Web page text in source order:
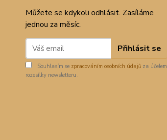
Můžete se kdykoli odhlásit. Zasíláme
jednou za měsíc.
Přihlásit se
Souhlasím se zpracováním osobních údajů za účelem
rozesílky newsletteru.